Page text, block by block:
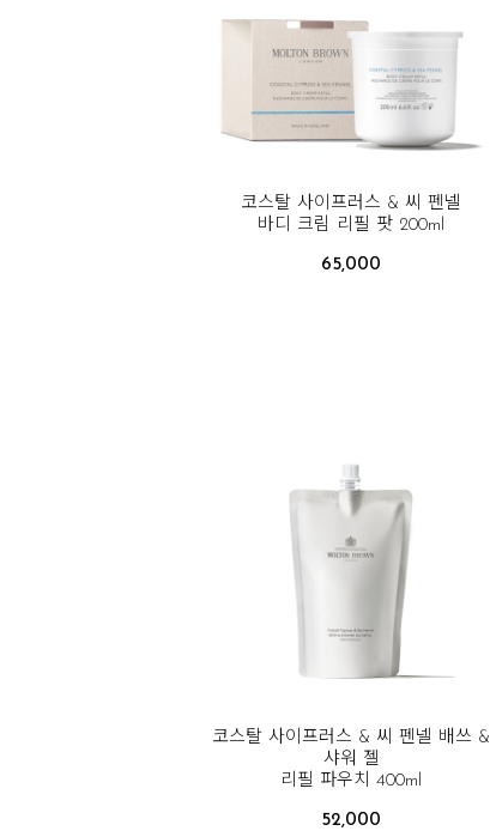
코스탈 사이프러스 & 씨 펜넬
바디 크림 리필 팟 200ml
65,000
코스탈 사이프러스 & 씨 펜넬 배쓰 &
샤워 젤
리필 파우치 400ml
52,000